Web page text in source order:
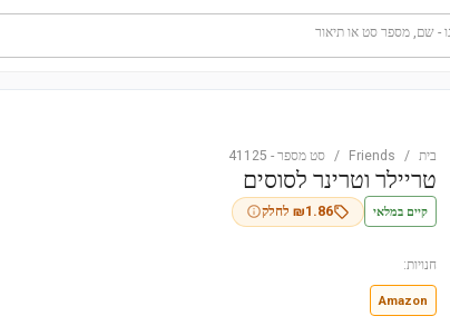
- שם, מספר סט או תיאור
בית /
Friends
/ סט מספר -
41125
טריילר וטרינר לסוסים
קיים במלאי ₪1.86 לחלק
חנויות:
Amazon